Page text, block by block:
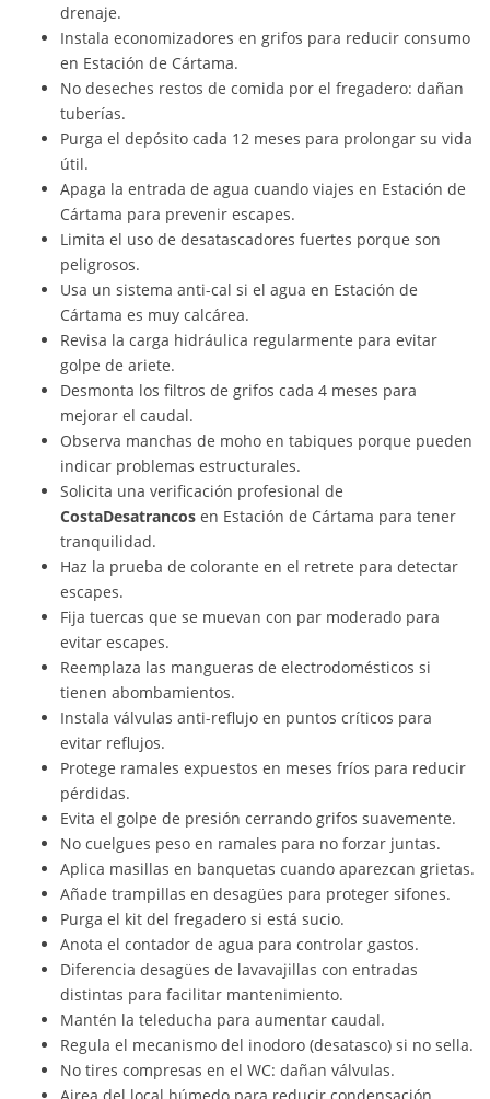
drenaje.
Instala economizadores en grifos para reducir consumo
en Estación de Cártama.
No deseches restos de comida por el fregadero: dañan
tuberías.
Purga el depósito cada 12 meses para prolongar su vida
útil.
Apaga la entrada de agua cuando viajes en Estación de
Cártama para prevenir escapes.
Limita el uso de desatascadores fuertes porque son
peligrosos.
Usa un sistema anti-cal si el agua en Estación de
Cártama es muy calcárea.
Revisa la carga hidráulica regularmente para evitar
golpe de ariete.
Desmonta los filtros de grifos cada 4 meses para
mejorar el caudal.
Observa manchas de moho en tabiques porque pueden
indicar problemas estructurales.
Solicita una verificación profesional de
CostaDesatrancosen Estación de Cártama para tener
tranquilidad.
Haz la prueba de colorante en el retrete para detectar
escapes.
Fija tuercas que se muevan con par moderado para
evitar escapes.
Reemplaza las mangueras de electrodomésticos si
tienen abombamientos.
Instala válvulas anti-reflujo en puntos críticos para
evitar reflujos.
Protege ramales expuestos en meses fríos para reducir
pérdidas.
Evita el golpe de presión cerrando grifos suavemente.
No cuelgues peso en ramales para no forzar juntas.
Aplica masillas en banquetas cuando aparezcan grietas.
Añade trampillas en desagües para proteger sifones.
Purga el kit del fregadero si está sucio.
Anota el contador de agua para controlar gastos.
Diferencia desagües de lavavajillas con entradas
distintas para facilitar mantenimiento.
Mantén la teleducha para aumentar caudal.
Regula el mecanismo del inodoro (desatasco) si no sella.
No tires compresas en el WC: dañan válvulas.